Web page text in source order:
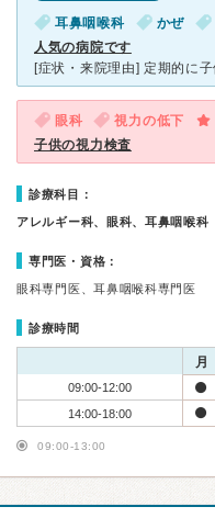
耳鼻咽喉科 かぜ
人気の病院です
眼科 視力の低下
子供の視力検査
診療科目：
アレルギー科、眼科、耳鼻咽喉科
専門医・資格：
眼科専門医、耳鼻咽喉科専門医
診療時間
月
09:00-12:00
14:00-18:00
09:00-13:00